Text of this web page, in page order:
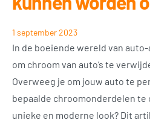
1 september 2023
In de boeiende wereld van
om chroom van auto’s te
Overweeg je om jouw auto te
bepaalde chroomonderdelen te
unieke en moderne look? Dit